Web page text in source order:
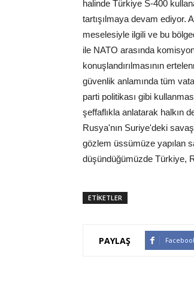
halinde Türkiye S-400
tartışılmaya devam ediyor.
meselesiyle ilgili ve bu
ile NATO arasında
konuşlandırılmasının
güvenlik anlamında tüm
parti politikası gibi
şeffaflıkla anlatarak halkın
Rusya'nın Suriye'deki
gözlem üssümüze yapılan
düşündüğümüzde Türkiye,
ETİKETLER
PAYLAŞ